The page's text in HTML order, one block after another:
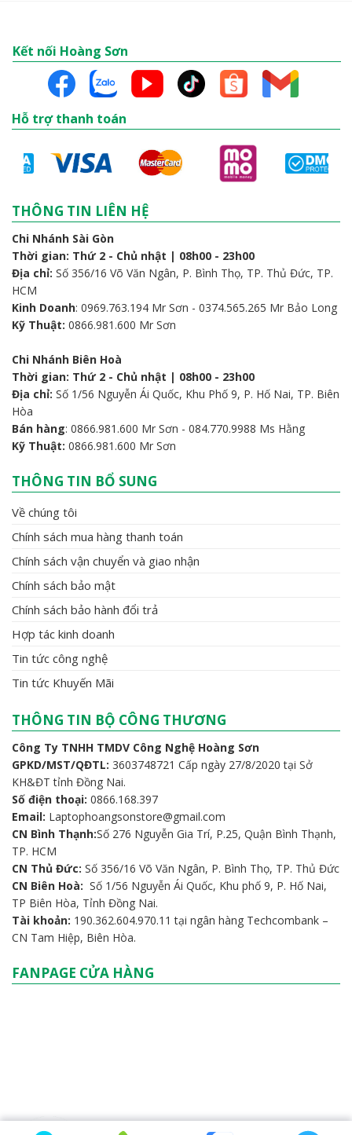
Kết nối Hoàng Sơn
Hỗ trợ thanh toán
THÔNG TIN LIÊN HỆ
Chi Nhánh Sài Gòn
Thời gian: Thứ 2 - Chủ nhật | 08h00 - 23h00
Địa chỉ: Số 356/16 Võ Văn Ngân, P. Bình Thọ, TP. Thủ Đức, TP.
HCM
Kinh Doanh: 0969.763.194 Mr Sơn - 0374.565.265 Mr Bảo Long
Kỹ Thuật: 0866.981.600 Mr Sơn
Chi Nhánh Biên Hoà
Thời gian: Thứ 2 - Chủ nhật | 08h00 - 23h00
Địa chỉ: Số 1/56 Nguyễn Ái Quốc, Khu Phố 9, P. Hố Nai, TP. Biên
Hòa
Bán hàng: 0866.981.600 Mr Sơn - 084.770.9988 Ms Hằng
Kỹ Thuật: 0866.981.600 Mr Sơn
THÔNG TIN BỔ SUNG
Về chúng tôi
Chính sách mua hàng thanh toán
Chính sách vận chuyển và giao nhận
Chính sách bảo mật
Chính sách bảo hành đổi trả
Hợp tác kinh doanh
Tin tức công nghệ
Tin tức Khuyến Mãi
THÔNG TIN BỘ CÔNG THƯƠNG
Công Ty TNHH TMDV Công Nghệ Hoàng Sơn
GPKD/MST/QĐTL: 3603748721 Cấp ngày 27/8/2020 tại Sở
KH&ĐT tỉnh Đồng Nai.
Số điện thoại: 0866.168.397
Email: Laptophoangsonstore@gmail.com
CN Bình Thạnh:Số 276 Nguyễn Gia Trí, P.25, Quận Bình Thạnh,
TP. HCM
CN Thủ Đức: Số 356/16 Võ Văn Ngân, P. Bình Thọ, TP. Thủ Đức
CN Biên Hoà: Số 1/56 Nguyễn Ái Quốc, Khu phố 9, P. Hố Nai,
TP Biên Hòa, Tỉnh Đồng Nai.
Tài khoản: 190.362.604.970.11 tại ngân hàng Techcombank –
CN Tam Hiệp, Biên Hòa.
FANPAGE CỬA HÀNG